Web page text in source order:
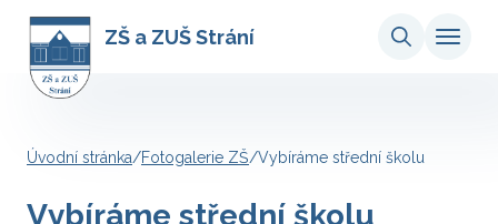
ZŠ a ZUŠ Strání
Úvodní stránka/Fotogalerie ZŠ/Vybíráme střední školu
Vybíráme střední školu